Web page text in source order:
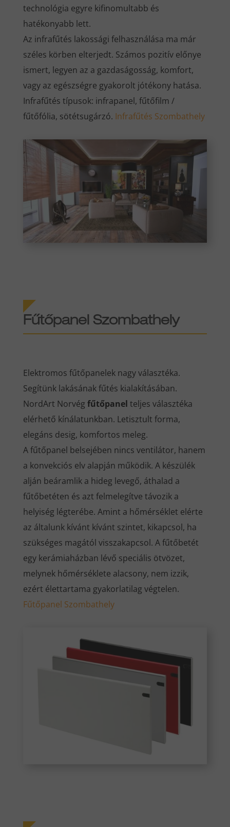
technológia egyre kifinomultabb és
hatékonyabb lett.
Az infrafűtés lakossági felhasználása ma már
széles körben elterjedt. Számos pozitív előnye
ismert, legyen az a gazdaságosság, komfort,
vagy az egészségre gyakorolt jótékony hatása.
Infrafűtés típusok: infrapanel, fűtőfilm /
fűtőfólia, sötétsugárzó. Infrafűtés Szombathely
Fűtőpanel Szombathely
Elektromos fűtőpanelek nagy választéka.
Segítünk lakásának fűtés kialakításában.
NordArt Norvég fűtőpanel teljes választéka
elérhető kínálatunkban. Letisztult forma,
elegáns desig, komfortos meleg.
A fűtőpanel belsejében nincs ventilátor, hanem
a konvekciós elv alapján működik. A készülék
alján beáramlik a hideg levegő, áthalad a
fűtőbetéten és azt felmelegítve távozik a
helyiség légterébe. Amint a hőmérséklet elérte
az általunk kívánt kívánt szintet, kikapcsol, ha
szükséges magától visszakapcsol. A fűtőbetét
egy kerámiaházban lévő speciális ötvözet,
melynek hőmérséklete alacsony, nem izzik,
ezért élettartama gyakorlatilag végtelen.
Fűtőpanel Szombathely